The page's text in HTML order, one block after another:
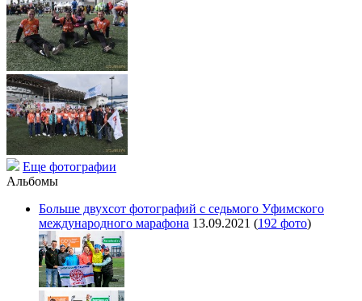
Еще фотографии
Альбомы
Больше двухсот фотографий с седьмого Уфимского
международного марафона 13.09.2021 (192 фото)